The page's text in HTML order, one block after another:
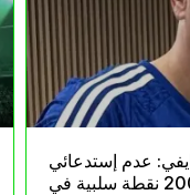
عدم إستدعائي
للمشاركة في كان 2004 نقطة سلبية في